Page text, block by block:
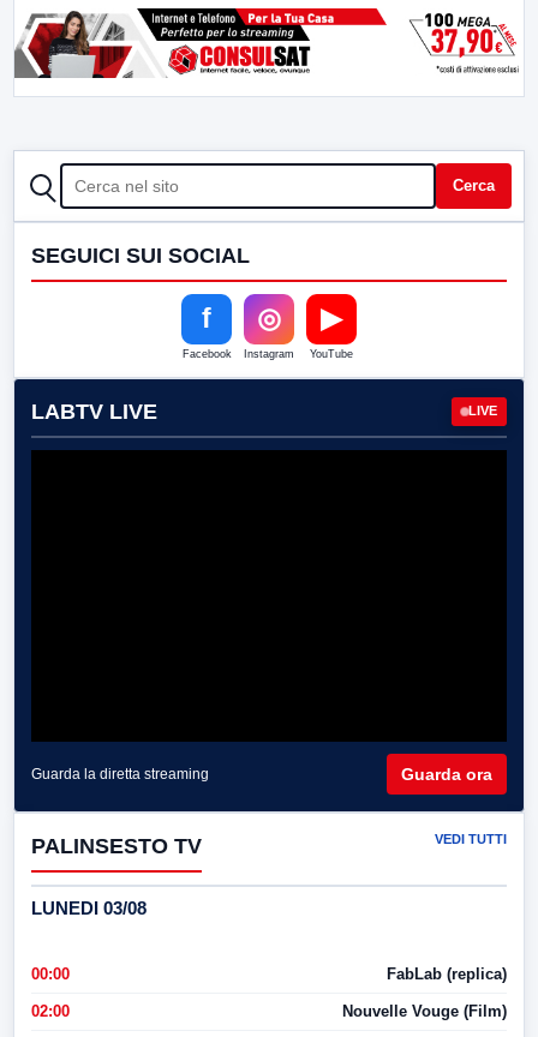
CERCA Cerca
SEGUICI SUI SOCIAL
f
Facebook
◎
Instagram
▶
YouTube
LABTV LIVE LIVE
Guarda la diretta streaming Guarda ora
PALINSESTO TV VEDI TUTTI
LUNEDI 03/08
00:00 FabLab (replica)
02:00 Nouvelle Vouge (Film)